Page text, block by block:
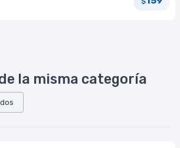
la misma categoría